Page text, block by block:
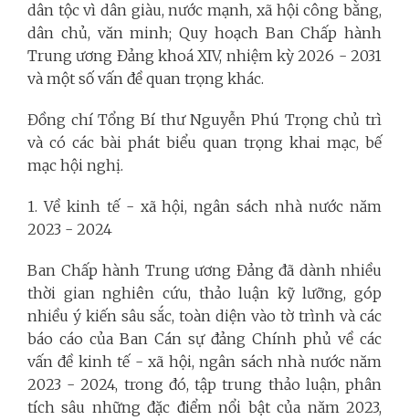
dân tộc vì dân giàu, nước mạnh, xã hội công bằng,
dân chủ, văn minh; Quy hoạch Ban Chấp hành
Trung ương Đảng khoá XIV, nhiệm kỳ 2026 - 2031
và một số vấn đề quan trọng khác.
Đồng chí Tổng Bí thư Nguyễn Phú Trọng chủ trì
và có các bài phát biểu quan trọng khai mạc, bế
mạc hội nghị.
1. Về kinh tế - xã hội, ngân sách nhà nước năm
2023 - 2024
Ban Chấp hành Trung ương Đảng đã dành nhiều
thời gian nghiên cứu, thảo luận kỹ lưỡng, góp
nhiều ý kiến sâu sắc, toàn diện vào tờ trình và các
báo cáo của Ban Cán sự đảng Chính phủ về các
vấn đề kinh tế - xã hội, ngân sách nhà nước năm
2023 - 2024, trong đó, tập trung thảo luận, phân
tích sâu những đặc điểm nổi bật của năm 2023,